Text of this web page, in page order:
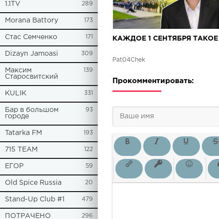
1.1TV 289
Morana Battory 173
Стас Семченко 171
Dizayn Jamoasi 309
Максим
Старосвитский
139
KULIK 331
Бар в большом
городе
93
Tatarka FM 193
715 TEAM 122
ЕГОР 59
Old Spice Russia 20
Stand-Up Club #1 479
ПОТРАЧЕНО 296
КАЖДОЕ 1 СЕНТЯБРЯ ТАКОЕ
Pat04Chek
Прокомментировать: